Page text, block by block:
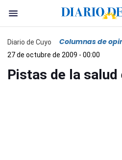
Diario de Cuyo Columnas de
27 de octubre de 2009 - 00:00
Pistas de la salud